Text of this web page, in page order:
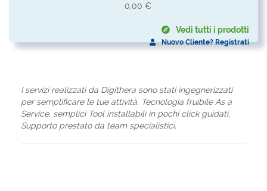
0,00 €
Vedi tutti i prodotti
Nuovo Cliente? Registrati
I servizi realizzati da Digithera sono stati ingegnerizzati
per semplificare le tue attività. Tecnologia fruibile As a
Service, semplici Tool installabili in pochi click guidati,
Supporto prestato da team specialistici.